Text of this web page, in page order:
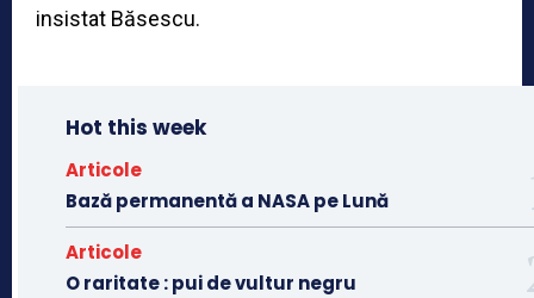
insistat Băsescu.
Hot this week
Articole
Bază permanentă a NASA pe Lună
Articole
O raritate : pui de vultur negru